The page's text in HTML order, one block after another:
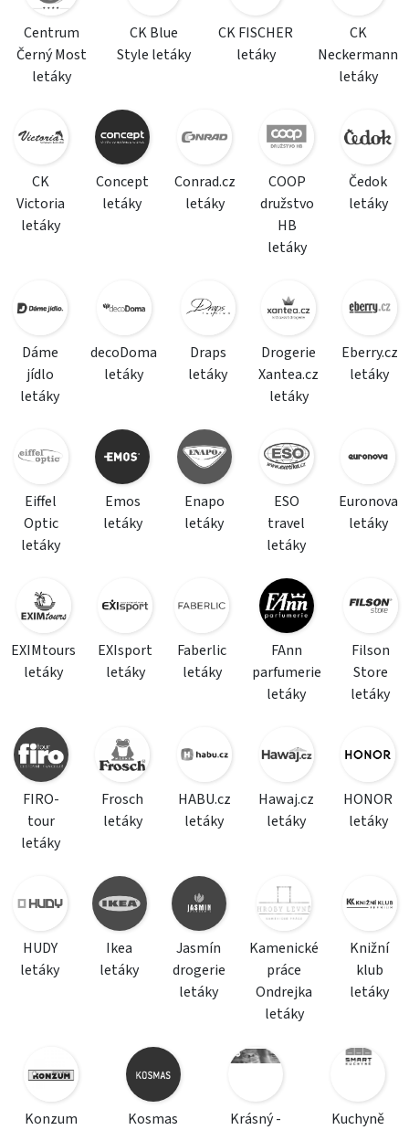
Centrum
Černý Most
letáky
CK Blue
Style letáky
CK FISCHER
letáky
CK
Neckermann
letáky
CK
Victoria
letáky
Concept
letáky
Conrad.cz
letáky
COOP
družstvo
HB
letáky
Čedok
letáky
Dáme
jídlo
letáky
decoDoma
letáky
Draps
letáky
Drogerie
Xantea.cz
letáky
Eberry.cz
letáky
Eiffel
Optic
letáky
Emos
letáky
Enapo
letáky
ESO
travel
letáky
Euronova
letáky
EXIMtours
letáky
EXIsport
letáky
Faberlic
letáky
FAnn
parfumerie
letáky
Filson
Store
letáky
FIRO-
tour
letáky
Frosch
letáky
HABU.cz
letáky
Hawaj.cz
letáky
HONOR
letáky
HUDY
letáky
Ikea
letáky
Jasmín
drogerie
letáky
Kamenické
práce
Ondrejka
letáky
Knižní
klub
letáky
Konzum
Kosmas
Krásný -
Kuchyně